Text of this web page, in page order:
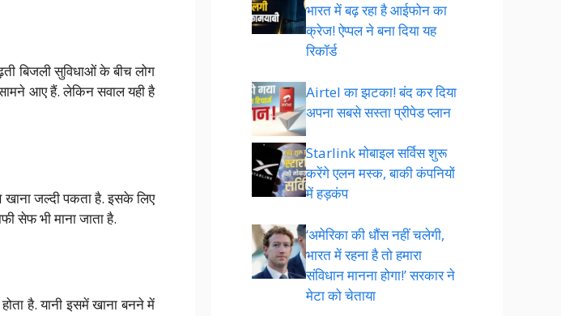
बिजली सुविधाओं के बीच लोग
आए हैं. लेकिन सवाल यही है
खाना जल्दी पकता है. इसके लिए
सेफ भी माना जाता है.
है. यानी इसमें खाना बनने में
भारत में बढ़ रहा है आईफोन का
क्रेज! ऐप्पल ने बना दिया यह
रिकॉर्ड
Airtel का झटका! बंद कर दिया
अपना सबसे सस्ता प्रीपेड प्लान
Starlink मोबाइल सर्विस शुरू
करेंगे एलन मस्क, बाकी कंपनियों
में हड़कंप
‘अमेरिका की धौंस नहीं चलेगी,
भारत में रहना है तो हमारा
संविधान मानना होगा!’ सरकार ने
मेटा को चेताया